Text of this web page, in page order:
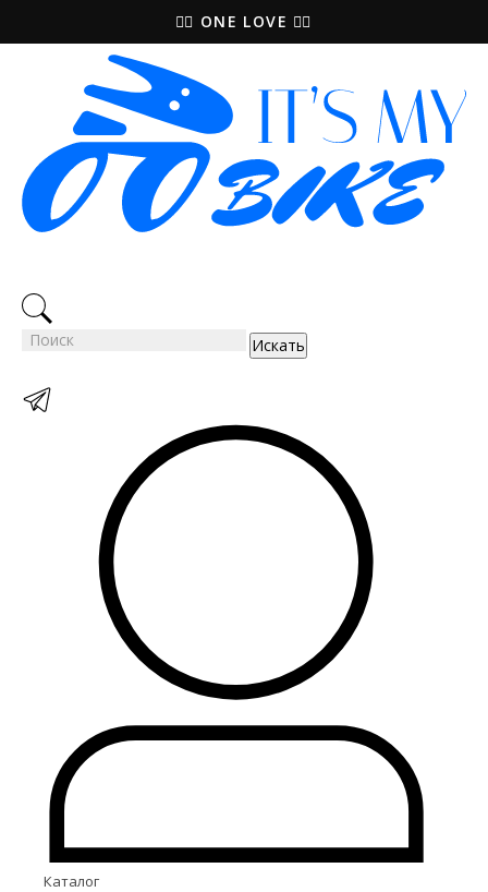
🚵‍♀️ ONE LOVE 🚴‍♀️
Искать
Каталог